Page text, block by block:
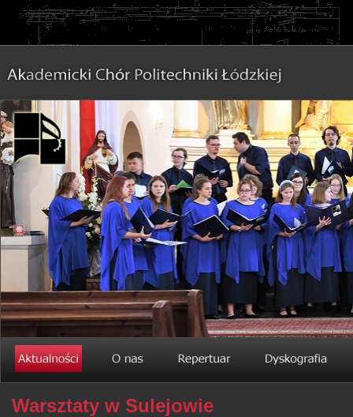
Warsztaty w Sulejowie